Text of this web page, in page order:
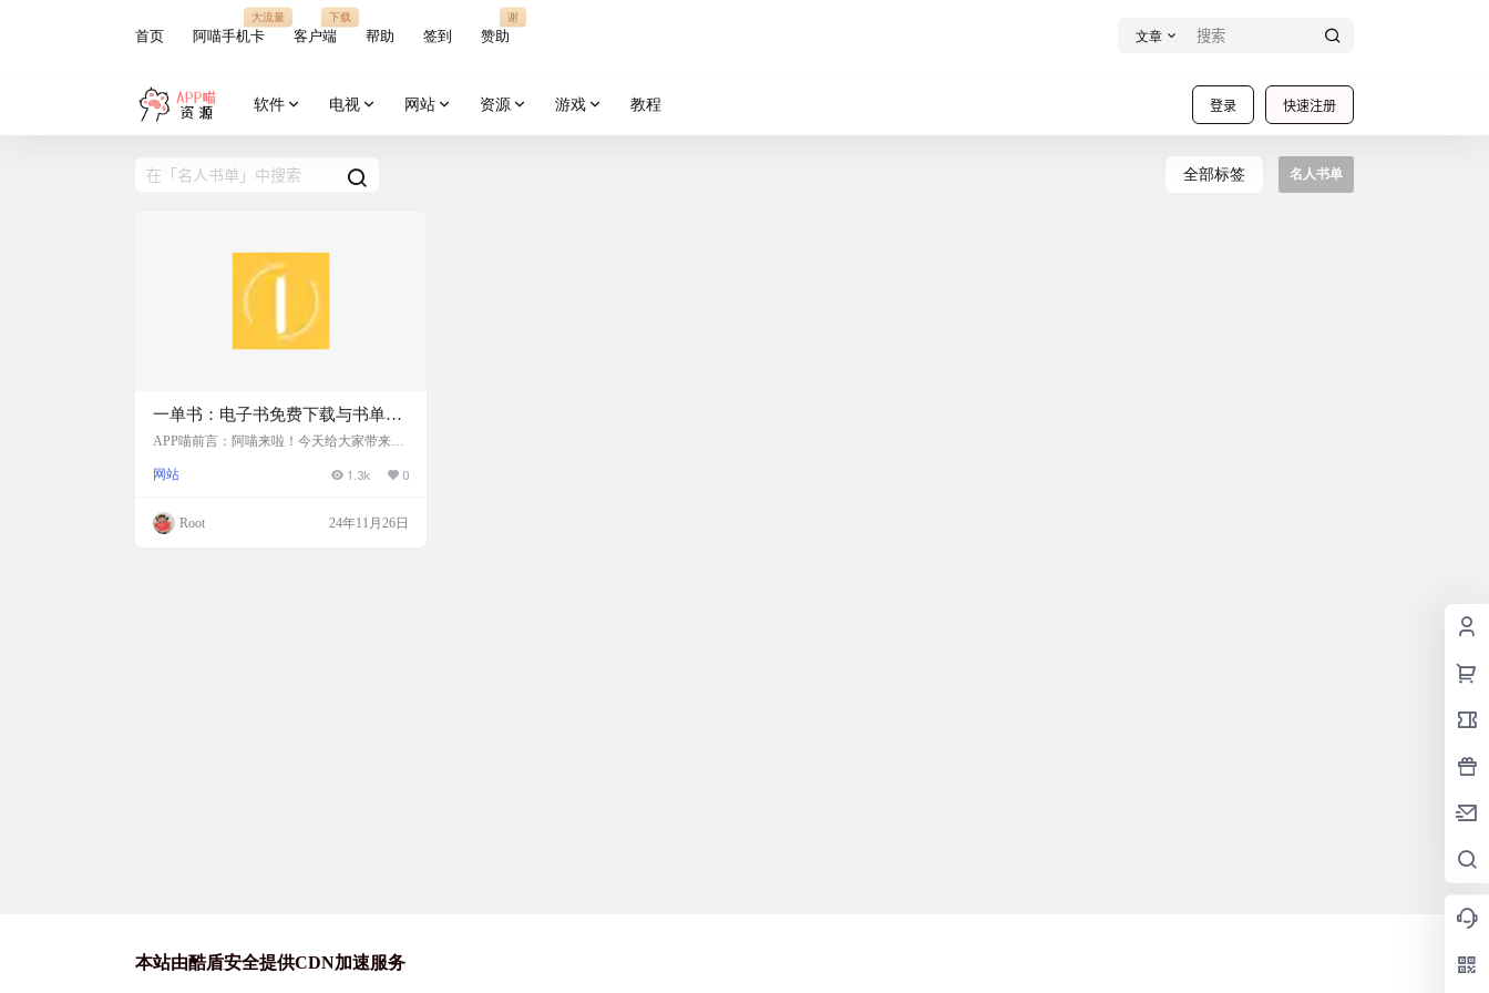
首页 阿喵手机卡
大流量
客户端
下载
帮助 签到 赞助
谢
文章
登录 快速注册
软件 电视 网站 资源 游戏 教程
全部标签 名人书单
一单书：电子书免费下载与书单推
荐平台，汇集了多个榜单以及豆瓣
APP喵前言：阿喵来啦！今天给大家带来一
里有各种各样的书单推荐，包括名人推荐书
读书的热门榜单。无论是寻找最新热门书
籍，还是经典文学，一单书都能满足你的需
网站 1.3k 0
Root 24年11月26日
本站由酷盾安全提供CDN加速服务